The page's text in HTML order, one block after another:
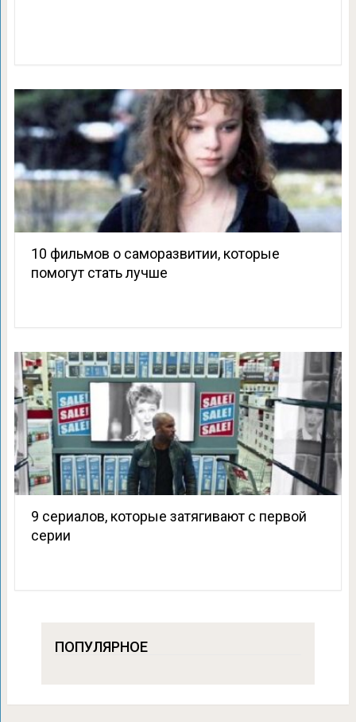
10 фильмов о саморазвитии, которые
помогут стать лучше
9 сериалов, которые затягивают с первой
серии
ПОПУЛЯРНОЕ